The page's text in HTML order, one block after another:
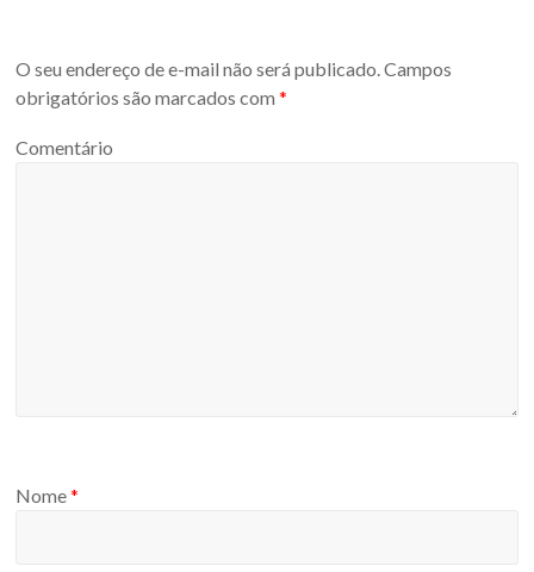
O seu endereço de e-mail não será publicado.Campos
obrigatórios são marcados com*
Comentário
Nome*